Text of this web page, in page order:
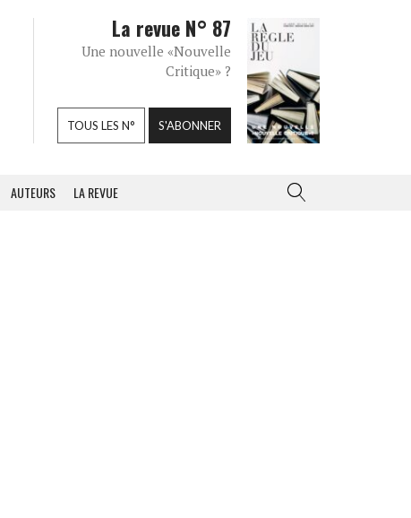
La revue N° 87
Une nouvelle «Nouvelle
Critique» ?
TOUS LES N° S'ABONNER
AUTEURS LA REVUE